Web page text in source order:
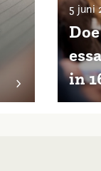
5 juni
in